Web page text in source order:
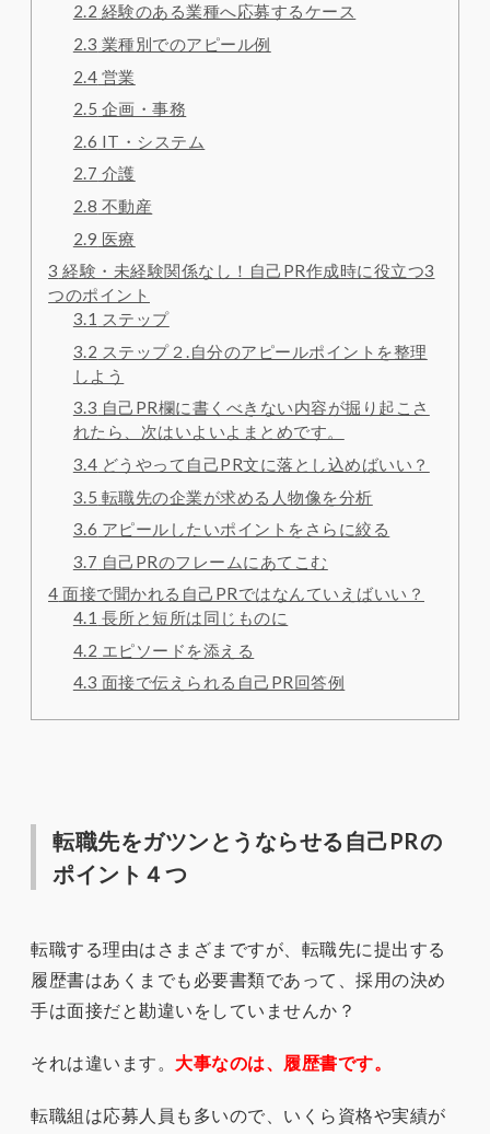
2.2 経験のある業種へ応募するケース
2.3 業種別でのアピール例
2.4 営業
2.5 企画・事務
2.6 IT・システム
2.7 介護
2.8 不動産
2.9 医療
3 経験・未経験関係なし！自己PR作成時に役立つ3
つのポイント
3.1 ステップ
3.2 ステップ２.自分のアピールポイントを整理
しよう
3.3 自己PR欄に書くべきない内容が掘り起こさ
れたら、次はいよいよまとめです。
3.4 どうやって自己PR文に落とし込めばいい？
3.5 転職先の企業が求める人物像を分析
3.6 アピールしたいポイントをさらに絞る
3.7 自己PRのフレームにあてこむ
4 面接で聞かれる自己PRではなんていえばいい？
4.1 長所と短所は同じものに
4.2 エピソードを添える
4.3 面接で伝えられる自己PR回答例
転職先をガツンとうならせる自己PRの
ポイント４つ
転職する理由はさまざまですが、転職先に提出する
履歴書はあくまでも必要書類であって、採用の決め
手は面接だと勘違いをしていませんか？
それは違います。 大事なのは、履歴書です。
転職組は応募人員も多いので、いくら資格や実績が